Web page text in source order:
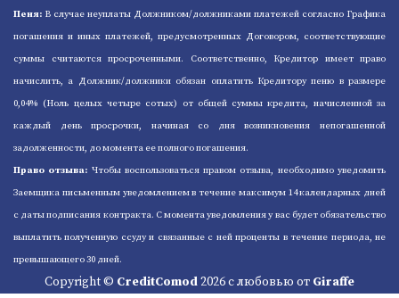
Пеня: В случае неуплаты Должником/должниками платежей согласно Графика
погашения и иных платежей, предусмотренных Договором, соответствующие
суммы считаются просроченными. Cоответственно, Кредитор имеет право
начислить, а Должник/должники обязан оплатить Кредитору пеню в размере
0,04% (Ноль целых четыре сотых) от общей суммы кредита, начисленной за
каждый день просрочки, начиная со дня возникновения непогашенной
задолженности, до момента ее полного погашения.
Право отзыва: Чтобы воспользоваться правом отзыва, необходимо уведомить
Заемщика письменным уведомлением в течение максимум 14 календарных дней
с даты подписания контракта. С момента уведомления у вас будет обязательство
выплатить полученную ссуду и связанные с ней проценты в течение периода, не
превышающего 30 дней.
Copyright © CreditComod2026 с любовью от Giraffe